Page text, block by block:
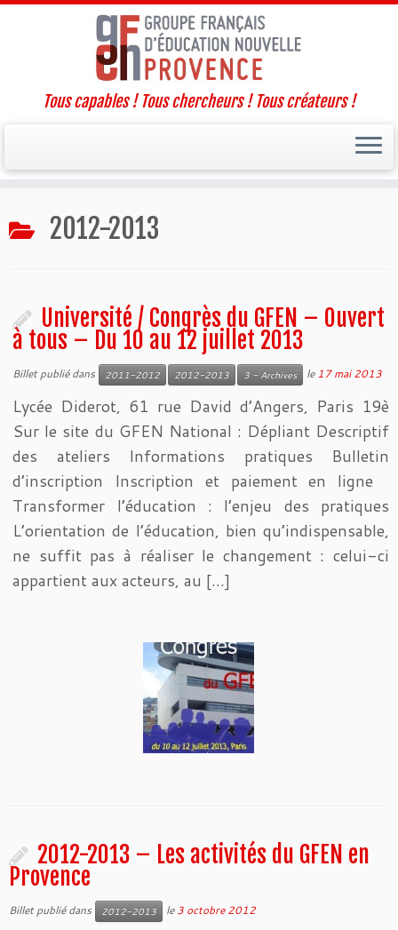
au
Tous capables ! Tous chercheurs ! Tous créateurs !
2012-2013
Université / Congrès du GFEN – Ouvert
à tous – Du 10 au 12 juillet 2013
Billet publié dans 2011-2012 2012-2013 3 - Archives le17 mai 2013
Lycée Diderot, 61 rue David d’Angers, Paris 19è
Sur le site du GFEN National : Dépliant Descriptif
des ateliers Informations pratiques Bulletin
d’inscription Inscription et paiement en ligne
Transformer l’éducation : l’enjeu des pratiques
L’orientation de l’éducation, bien qu’indispensable,
ne suffit pas à réaliser le changement : celui-ci
appartient aux acteurs, au […]
2012-2013 – Les activités du GFEN en
Provence
Billet publié dans 2012-2013 le3 octobre 2012